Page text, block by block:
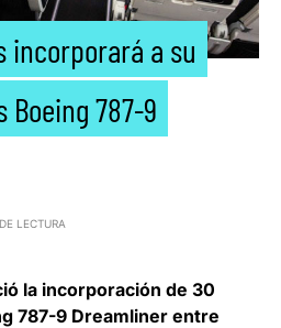
incorporará a su
Boeing 787-9
LECTURA
la incorporación de 30
787-9 Dreamliner entre